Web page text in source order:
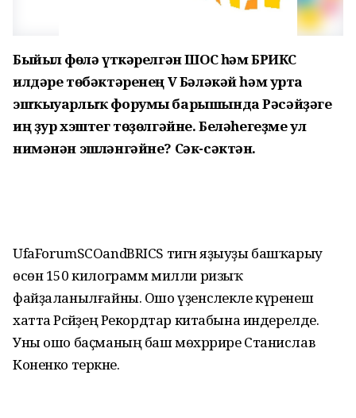
Быйыл Өфөлә үткәрелгән ШОС һәм БРИКС
илдәре төбәктәренең V Бәләкәй һәм урта
эшҡыуарлыҡ форумы барышында Рәсәйҙәге
иң ҙур хэштег төҙөлгәйне. Беләһегеҙме ул
нимәнән эшләнгәйне? Сәк-сәктән.
UfaForumSCOandBRICS тигән яҙыуҙы башҡарыу
өсөн 150 килограмм милли ризыҡ
файҙаланылғайны. Ошо үҙенсәлекле күренеш
хатта Рәсәйҙең Рекордтар китабына индерелде.
Уны ошо баҫманың баш мөхәррире Станислав
Коненко теркәне.